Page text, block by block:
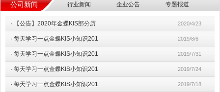
公司新闻 行业新闻 企业公告 专题报道
· 【公告】2020年金蝶KIS部分历 2020/4/23
· 每天学习一点金蝶KIS小知识201 2019/8/6
· 每天学习一点金蝶KIS小知识201 2019/7/31
· 每天学习一点金蝶KIS小知识201 2019/7/24
· 每天学习一点金蝶KIS小知识201 2019/7/18